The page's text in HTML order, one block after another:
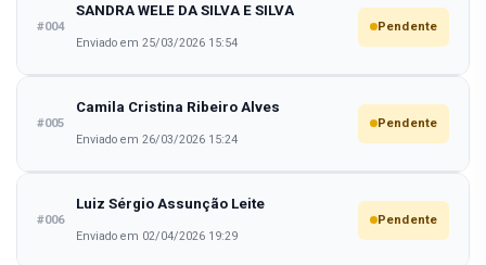
#004
SANDRA WELE DA SILVA E SILVA
Enviado em 25/03/2026 15:54
Pendente
#005
Camila Cristina Ribeiro Alves
Enviado em 26/03/2026 15:24
Pendente
#006
Luiz Sérgio Assunção Leite
Enviado em 02/04/2026 19:29
Pendente